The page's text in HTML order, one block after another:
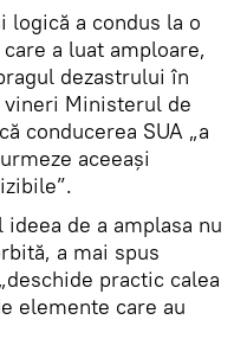
logică a condus la o
a luat amploare,
dezastrului în
vineri Ministerul de
conducerea SUA „a
aceeaşi
de a amplasa nu
a mai spus
practic calea
elemente care au